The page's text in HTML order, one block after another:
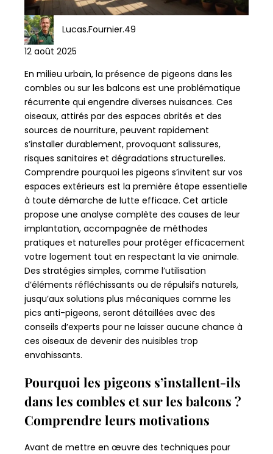
Lucas.Fournier.49
12 août 2025
En milieu urbain, la présence de pigeons dans les
combles ou sur les balcons est une problématique
récurrente qui engendre diverses nuisances. Ces
oiseaux, attirés par des espaces abrités et des
sources de nourriture, peuvent rapidement
s’installer durablement, provoquant salissures,
risques sanitaires et dégradations structurelles.
Comprendre pourquoi les pigeons s’invitent sur vos
espaces extérieurs est la première étape essentielle
à toute démarche de lutte efficace. Cet article
propose une analyse complète des causes de leur
implantation, accompagnée de méthodes
pratiques et naturelles pour protéger efficacement
votre logement tout en respectant la vie animale.
Des stratégies simples, comme l’utilisation
d’éléments réfléchissants ou de répulsifs naturels,
jusqu’aux solutions plus mécaniques comme les
pics anti-pigeons, seront détaillées avec des
conseils d’experts pour ne laisser aucune chance à
ces oiseaux de devenir des nuisibles trop
envahissants.
Pourquoi les pigeons s’installent-ils
dans les combles et sur les balcons ?
Comprendre leurs motivations
Avant de mettre en œuvre des techniques pour